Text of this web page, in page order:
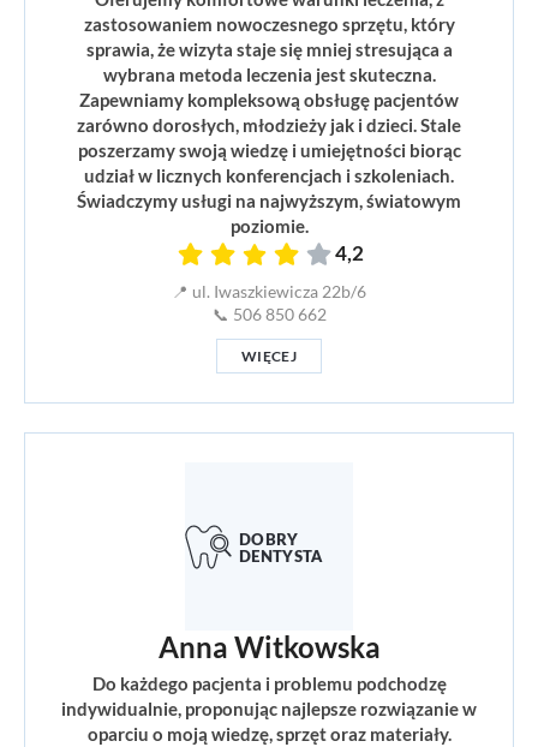
zastosowaniem nowoczesnego sprzętu, który
sprawia, że wizyta staje się mniej stresująca a
wybrana metoda leczenia jest skuteczna.
Zapewniamy kompleksową obsługę pacjentów
zarówno dorosłych, młodzieży jak i dzieci. Stale
poszerzamy swoją wiedzę i umiejętności biorąc
udział w licznych konferencjach i szkoleniach.
Świadczymy usługi na najwyższym, światowym
poziomie.
4,2
📍 ul. Iwaszkiewicza 22b/6
📞 506 850 662
WIĘCEJ
Anna Witkowska
Do każdego pacjenta i problemu podchodzę
indywidualnie, proponując najlepsze rozwiązanie w
oparciu o moją wiedzę, sprzęt oraz materiały.